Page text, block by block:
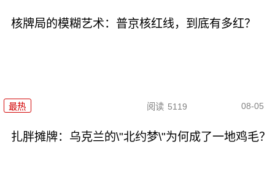
核牌局的模糊艺术：普京核红线，到底有多红？
最热 阅读 5119 08-05
扎胖摊牌：乌克兰的\"北约梦\"为何成了一地鸡毛？